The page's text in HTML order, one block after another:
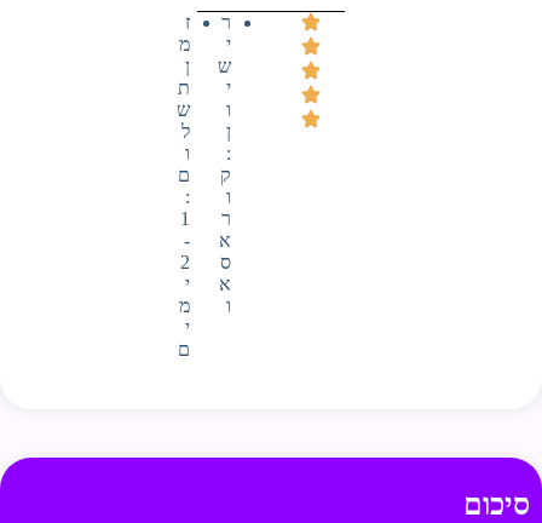
ר
י
ש
י
ו
ן
:
ק
ו
ר
א
ס
א
ו
ז
מ
ן
ת
ש
ל
ו
ם
:
1
-
2
י
מ
י
ם
סיכום